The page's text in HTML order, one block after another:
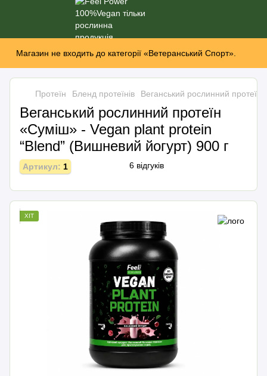
Магазин не входить до категорії «Ветеранський Спорт».
Протеїн Бленд протеїнів Веганський рослинний
Веганський рослинний протеїн
«Суміш» - Vegan plant protein
“Вlend” (Вишневий йогурт) 900 г
Артикул: 1 6 відгуків
ХІТ